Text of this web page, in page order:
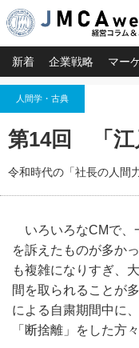
新着 企業戦略 マー
人間学・古典
第14回 「江
令和時代の「社長の人間
いろいろなCMで、
を訴えたものが多か
も複雑になりすぎ、
間を取られることが
による自粛期間中に
「断捨離」をした方